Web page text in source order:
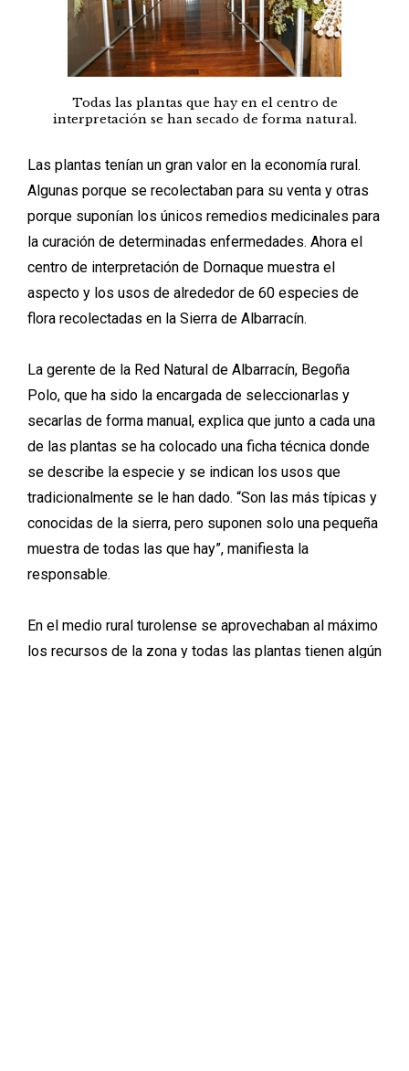
Todas las plantas que hay en el centro de
interpretación se han secado de forma natural.
Las plantas tenían un gran valor en la economía rural.
Algunas porque se recolectaban para su venta y otras
porque suponían los únicos remedios medicinales para
la curación de determinadas enfermedades. Ahora el
centro de interpretación de Dornaque muestra el
aspecto y los usos de alrededor de 60 especies de
flora recolectadas en la Sierra de Albarracín.
La gerente de la Red Natural de Albarracín, Begoña
Polo, que ha sido la encargada de seleccionarlas y
secarlas de forma manual, explica que junto a cada una
de las plantas se ha colocado una ficha técnica donde
se describe la especie y se indican los usos que
tradicionalmente se le han dado. “Son las más típicas y
conocidas de la sierra, pero suponen solo una pequeña
muestra de todas las que hay”, manifiesta la
responsable.
En el medio rural turolense se aprovechaban al máximo
los recursos de la zona y todas las plantas tienen algún